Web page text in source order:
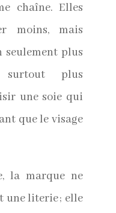
chaîne. Elles
moins, mais
seulement plus
surtout plus
une soie qui
que le visage
la marque ne
une literie ; elle